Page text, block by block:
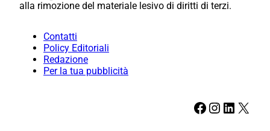
alla rimozione del materiale lesivo di diritti di terzi.
Contatti
Policy Editoriali
Redazione
Per la tua pubblicità
Facebook Instagram LinkedIn X